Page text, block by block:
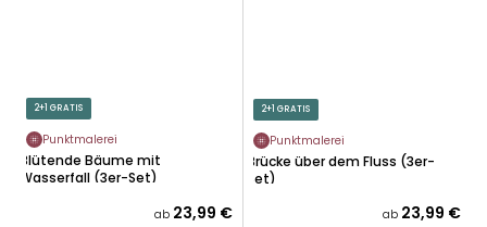
2+1 GRATIS
Punktmalerei
Blütende Bäume mit
Wasserfall (3er-Set)
ab 23,99 €
2+1 GRATIS
Punktmalerei
Brücke über dem Fluss (3er-
Set)
ab 23,99 €